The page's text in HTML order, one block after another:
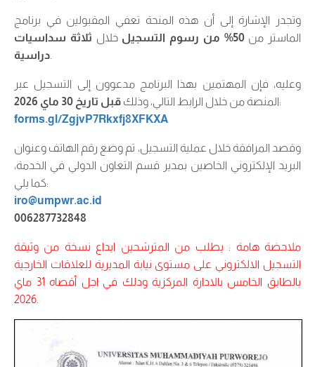
وتجدر الإشارة إلى أن هذه المنحة تعفي المقبولين في برنامج
الماستر من50% من رسوم التسجيل خلال ثلاثة سداسيات
دراسية
وعليه، فإن المهتمين بهذا البرنامج مدعوون إلى التسجيل عبر
المنصة من خلال الرابط التالي، وذلك قبل تاريخ 30 ماي 2026
:
forms.gl/ZgjvP7Rkxfj8XFKXA
وقصد المرافقة خلال عملية التسجيل، تم وضع رقم الهاتف وعنوان
البريد الإلكتروني الخاصين بمدير قسم التعاون الدولي في الخدمة،
كما يلي:
iro@umpwr.ac.id
006287732848
ملاحضة هامة : يطلب من المترشحين ايداع نسخة من وثيقة
التسجيل الالكتروني على مستوى نيابة المديرية للعلاقات الخارجية
بالطابق الخامس بالادارة المركزية ودلك في اجل أقصاه 31 ماي